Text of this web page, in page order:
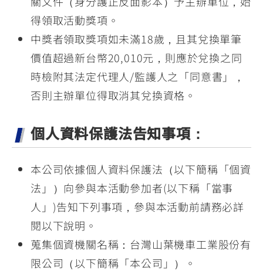
得領取活動獎項。
中獎者領取獎項如未滿18歲，且其兌換單筆
價值超過新台幣20,010元，則應於兌換之同
時檢附其法定代理人/監護人之「同意書」，
否則主辦單位得取消其兌換資格。
個人資料保護法告知事項：
本公司依據個人資料保護法（以下簡稱「個資
法」）向參與本活動參加者(以下稱「當事
人」)告知下列事項，參與本活動前請務必詳
閱以下說明。
蒐集個資機關名稱：台灣山葉機車工業股份有
限公司（以下簡稱「本公司」）。